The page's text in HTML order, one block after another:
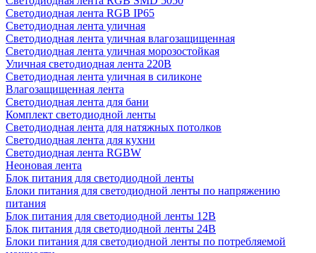
Светодиодная лента RGB IP65
Светодиодная лента уличная
Светодиодная лента уличная влагозащищенная
Светодиодная лента уличная морозостойкая
Уличная светодиодная лента 220В
Светодиодная лента уличная в силиконе
Влагозащищенная лента
Светодиодная лента для бани
Комплект светодиодной ленты
Светодиодная лента для натяжных потолков
Светодиодная лента для кухни
Светодиодная лента RGBW
Неоновая лента
Блок питания для светодиодной ленты
Блоки питания для светодиодной ленты по напряжению
питания
Блок питания для светодиодной ленты 12В
Блок питания для светодиодной ленты 24В
Блоки питания для светодиодной ленты по потребляемой